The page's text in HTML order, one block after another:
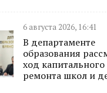
6 августа 2026, 16:41
В департаменте
образования
ход капитального
ремонта школ и